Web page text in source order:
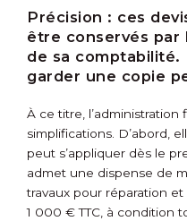
Précision : ces
être conservés par
de sa
garder une copie
À ce titre,
simplifications. D’abord,
peut s’appliquer dès le
admet une dispense de
travaux pour réparation
1 000 € TTC, à condition